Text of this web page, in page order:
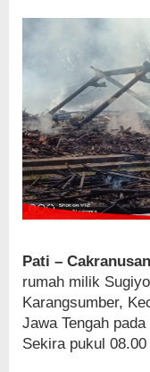
Pati –
rumah milik
Karangsumber,
Jawa Tengah
Sekira pukul